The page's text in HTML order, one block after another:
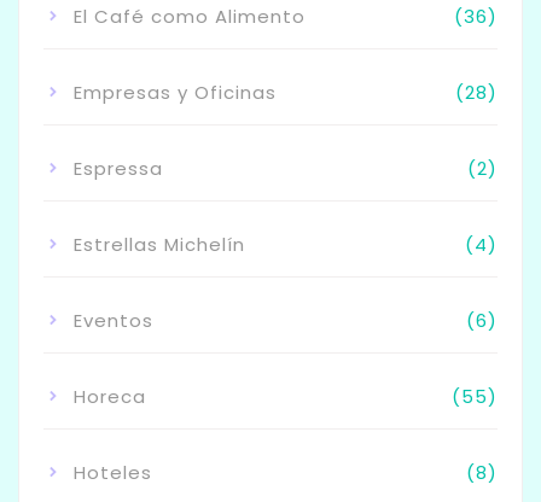
El Café como Alimento (36)
Empresas y Oficinas (28)
Espressa (2)
Estrellas Michelín (4)
Eventos (6)
Horeca (55)
Hoteles (8)